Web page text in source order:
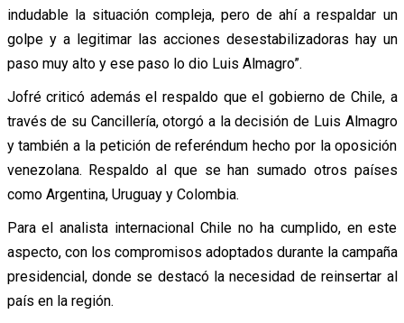
indudable la situación compleja, pero de ahí a respaldar un
golpe y a legitimar las acciones desestabilizadoras hay un
paso muy alto y ese paso lo dio Luis Almagro”.
Jofré criticó además el respaldo que el gobierno de Chile, a
través de su Cancillería, otorgó a la decisión de Luis Almagro
y también a la petición de referéndum hecho por la oposición
venezolana. Respaldo al que se han sumado otros países
como Argentina, Uruguay y Colombia.
Para el analista internacional Chile no ha cumplido, en este
aspecto, con los compromisos adoptados durante la campaña
presidencial, donde se destacó la necesidad de reinsertar al
país en la región.